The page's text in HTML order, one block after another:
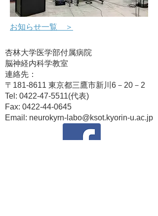
​お知らせ一覧 ＞
杏林大学医学部付属病院
脳神経内科学教室
連絡先：
〒181-8611 東京都三鷹市新川6－20－2
Tel: 0422-47-5511(代表)
Fax: 0422-44-0645
Email: neurokyrn-labo@ksot.kyorin-u.ac.jp